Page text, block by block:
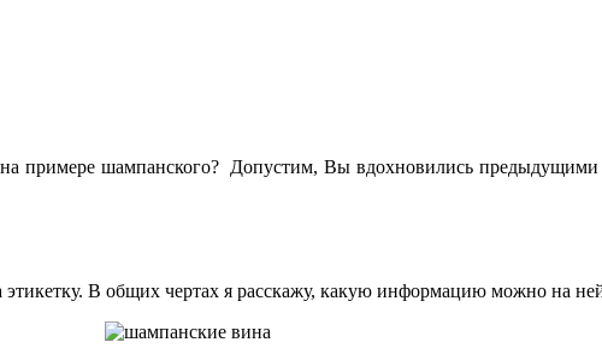
примере шампанского? Допустим, Вы вдохновились
В общих чертах я расскажу, какую информацию можно на